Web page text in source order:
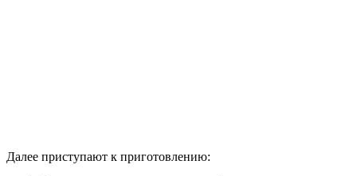
Далее приступают к приготовлению: